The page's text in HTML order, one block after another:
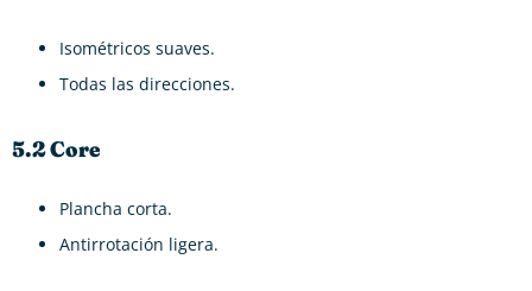
Isométricos suaves.
Todas las direcciones.
5.2 Core
Plancha corta.
Antirrotación ligera.